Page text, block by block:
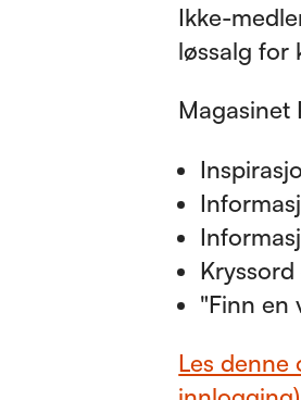
Ikke-
løssalg for
Magasinet
"Finn en
Les denne